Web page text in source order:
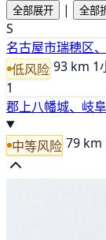
全部展开 | 全部
S
名古屋市瑞穂区
低风险 93 km 1
1
郡上八幡城、岐
中等风险 79 km